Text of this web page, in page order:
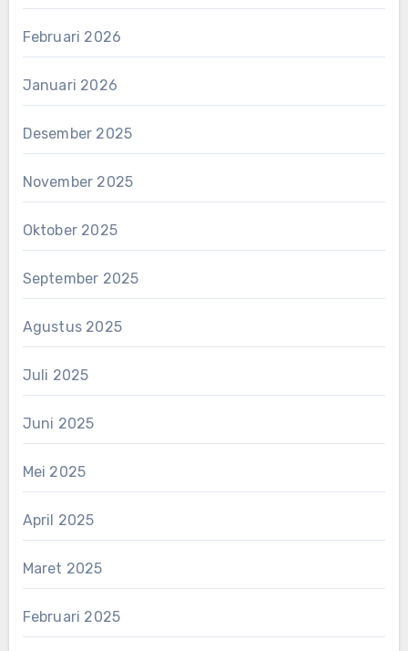
Februari 2026
Januari 2026
Desember 2025
November 2025
Oktober 2025
September 2025
Agustus 2025
Juli 2025
Juni 2025
Mei 2025
April 2025
Maret 2025
Februari 2025